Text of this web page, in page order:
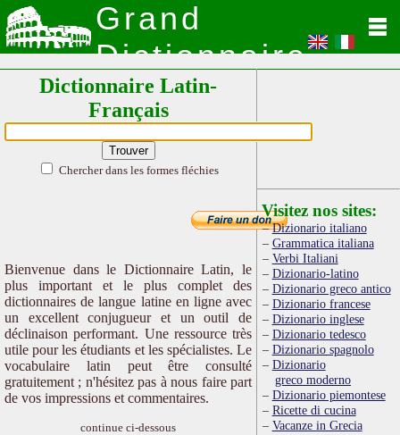
Grand
Dictionnaire
Latin
Dictionnaire Latin-
Français
Chercher dans les formes fléchies
Bienvenue dans le Dictionnaire Latin, le
plus important et le plus complet des
dictionnaires de langue latine en ligne avec
un excellent conjugueur et un outil de
déclinaison performant. Une ressource très
utile pour les étudiants et les spécialistes. Le
vocabulaire latin peut être consulté
gratuitement ; n'hésitez pas à nous faire part
de vos impressions et commentaires.
continue ci-dessous
Visitez nos sites:
Dizionario italiano
Grammatica italiana
Verbi Italiani
Dizionario-latino
Dizionario greco antico
Dizionario francese
Dizionario inglese
Dizionario tedesco
Dizionario spagnolo
Dizionario
greco moderno
Dizionario piemontese
Ricette di cucina
Vacanze in Grecia